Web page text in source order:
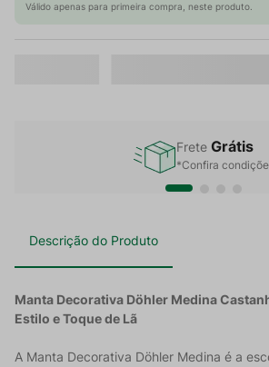
Válido apenas para primeira compra, neste produto.
Frete Grátis
*Confira
Descrição do Produto
Manta Decorativa Döhler Medina
Estilo e Toque de Lã
A Manta Decorativa Döhler Medina é a